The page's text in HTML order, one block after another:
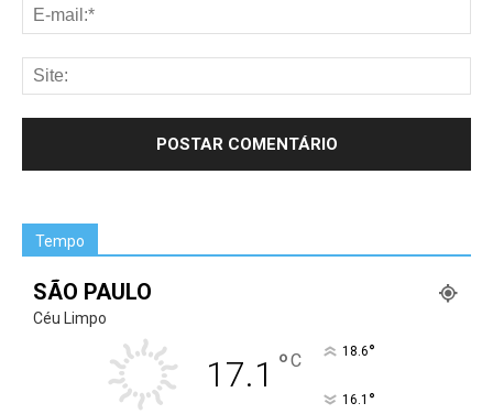
Tempo
SÃO PAULO
Céu Limpo
17.1 °C 18.6°
16.1 °